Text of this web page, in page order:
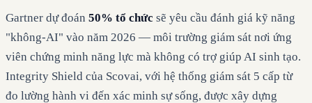
Gartner dự đoán 50% tổ chức sẽ yêu cầu đánh giá kỹ năng
"không-AI" vào năm 2026 — môi trường giám sát nơi ứng
viên chứng minh năng lực mà không có trợ giúp AI sinh tạo.
Integrity Shield của Scovai, với hệ thống giám sát 5 cấp từ
đo lường hành vi đến xác minh sự sống, được xây dựng